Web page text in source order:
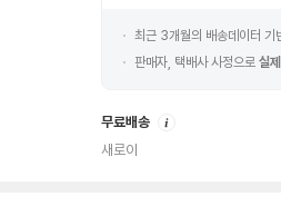
최근 3개월의 배송데이터 기
판매자, 택배사 사정으로 실
무료배송
새로이